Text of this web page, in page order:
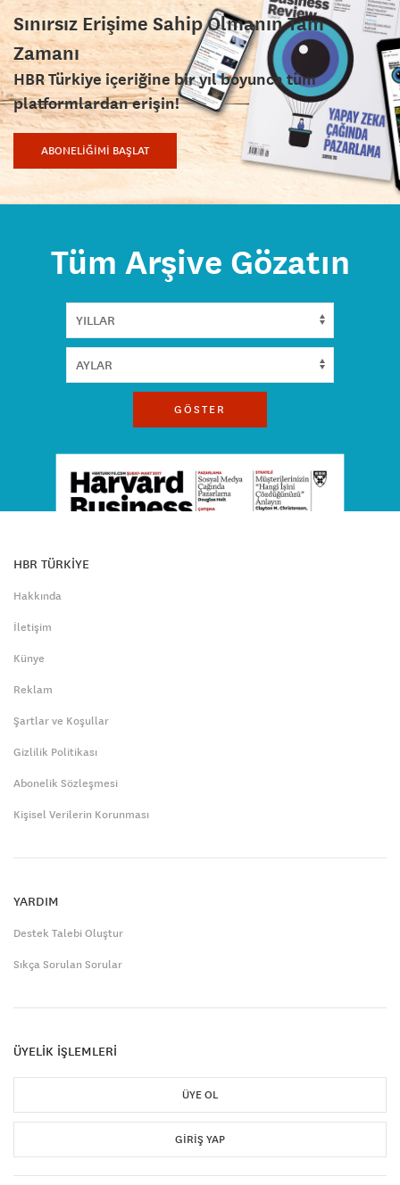
Sınırsız Erişime Sahip Olmanın Tam
Zamanı
HBR Türkiye içeriğine bir yıl boyunca tüm
platformlardan erişin!
ABONELİĞİMİ BAŞLAT
Tüm Arşive Gözatın
GÖSTER
HBR TÜRKİYE
Hakkında
İletişim
Künye
Reklam
Şartlar ve Koşullar
Gizlilik Politikası
Abonelik Sözleşmesi
Kişisel Verilerin Korunması
YARDIM
Destek Talebi Oluştur
Sıkça Sorulan Sorular
ÜYELİK İŞLEMLERİ
ÜYE OL
GIRIŞ YAP